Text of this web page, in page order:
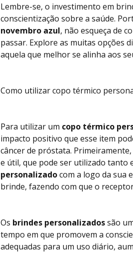
Lembre-se, o investimento em
conscientização sobre a saúde.
novembro azul, não esqueça de
passar. Explore as muitas opções
aquela que melhor se alinha aos
Como utilizar copo térmico
Para utilizar um copo térmico
impacto positivo que esse item
câncer de próstata.
e útil, que pode ser utilizado tanto
personalizadocom a logo da sua
brinde, fazendo com que o
Os brindes personalizadossão
tempo em que promovem a
adequadas para um uso diário,